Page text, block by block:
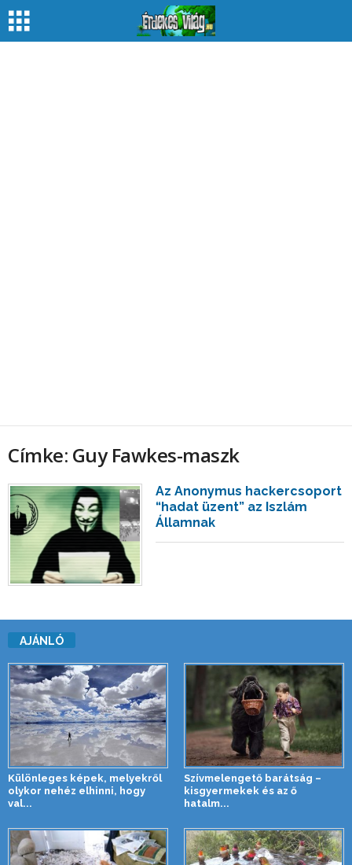
Címke: Guy Fawkes-maszk
Az Anonymus hackercsoport
“hadat üzent” az Iszlám
Államnak
AJÁNLÓ
Különleges képek, melyekről
olykor nehéz elhinni, hogy
val...
Szívmelengető barátság –
kisgyermekek és az ő
hatalm...